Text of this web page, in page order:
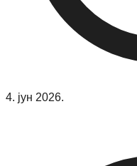
4. јун 2026.